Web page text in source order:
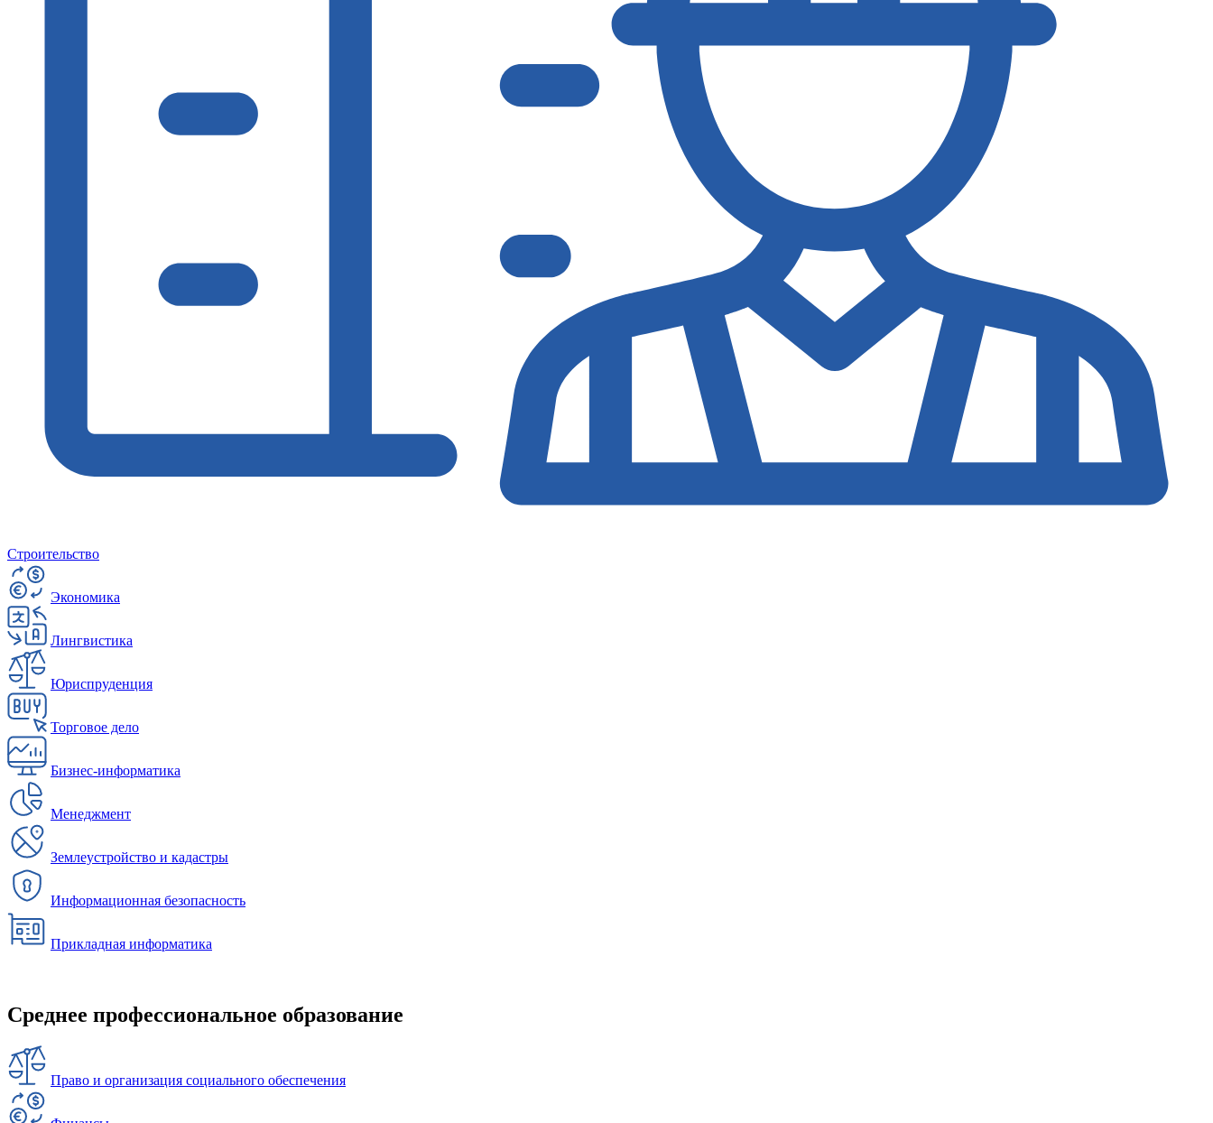
Строительство
Экономика
Лингвистика
Юриспруденция
Торговое дело
Бизнес-информатика
Менеджмент
Землеустройство и кадастры
Информационная безопасность
Прикладная информатика
Среднее профессиональное образование
Право и организация социального обеспечения